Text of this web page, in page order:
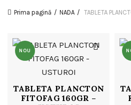
Prima pagină NADA TABLETA
NOU
TABLETA PLANCTON
FITOFAG 160GR –